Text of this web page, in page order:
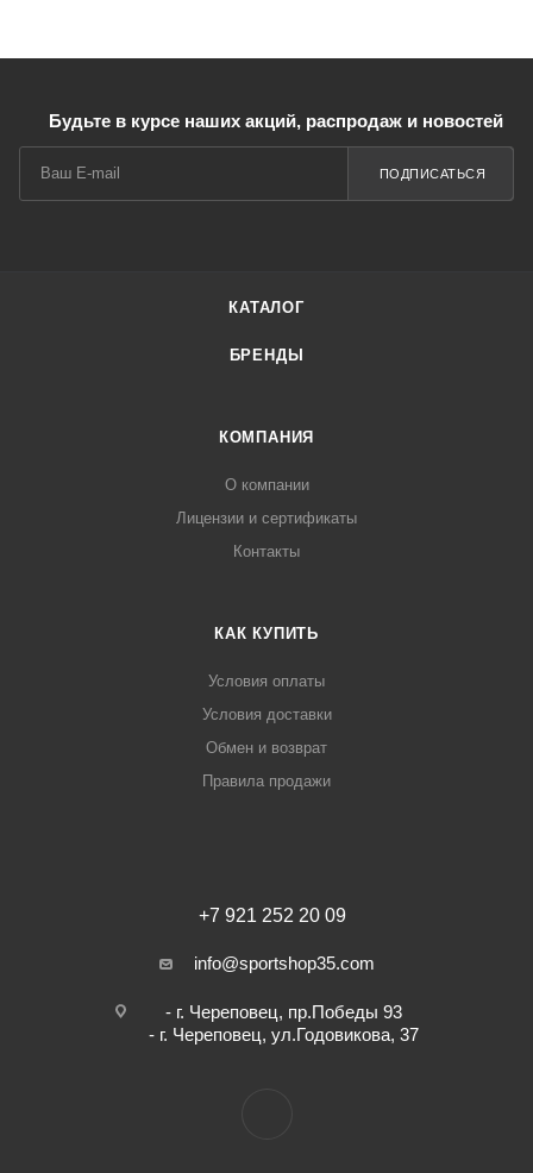
Будьте в курсе наших акций, распродаж и новостей
ПОДПИСАТЬСЯ
КАТАЛОГ
БРЕНДЫ
КОМПАНИЯ
О компании
Лицензии и сертификаты
Контакты
КАК КУПИТЬ
Условия оплаты
Условия доставки
Обмен и возврат
Правила продажи
+7 921 252 20 09
info@sportshop35.com
- г. Череповец, пр.Победы 93
- г. Череповец, ул.Годовикова, 37